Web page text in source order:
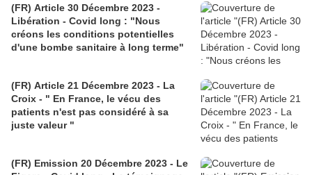
(FR) Article 30 Décembre 2023 -
Libération - Covid long : "Nous
créons les conditions potentielles
d'une bombe sanitaire à long terme"
(FR) Article 21 Décembre 2023 - La
Croix - " En France, le vécu des
patients n'est pas considéré à sa
juste valeur "
(FR) Emission 20 Décembre 2023 - Le